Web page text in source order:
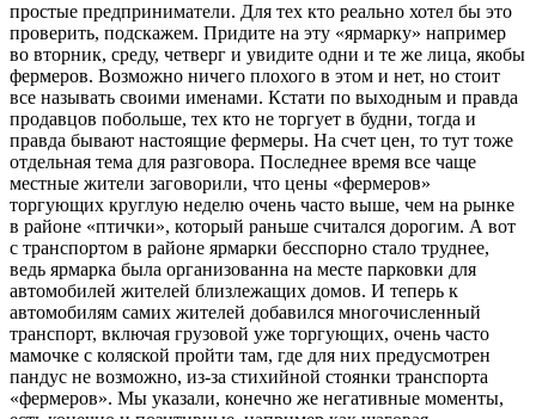
простые предприниматели. Для тех кто реально хотел бы это
проверить, подскажем. Придите на эту «ярмарку» например
во вторник, среду, четверг и увидите одни и те же лица, якобы
фермеров. Возможно ничего плохого в этом и нет, но стоит
все называть своими именами. Кстати по выходным и правда
продавцов побольше, тех кто не торгует в будни, тогда и
правда бывают настоящие фермеры. На счет цен, то тут тоже
отдельная тема для разговора. Последнее время все чаще
местные жители заговорили, что цены «фермеров»
торгующих круглую неделю очень часто выше, чем на рынке
в районе «птички», который раньше считался дорогим. А вот
с транспортом в районе ярмарки бесспорно стало труднее,
ведь ярмарка была организованна на месте парковки для
автомобилей жителей близлежащих домов. И теперь к
автомобилям самих жителей добавился многочисленный
транспорт, включая грузовой уже торгующих, очень часто
мамочке с коляской пройти там, где для них предусмотрен
пандус не возможно, из-за стихийной стоянки транспорта
«фермеров». Мы указали, конечно же негативные моменты,